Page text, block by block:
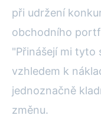
při udržení
obchodního
"Přinášejí mi tyto
vzhledem k
jednoznačně
změnu.